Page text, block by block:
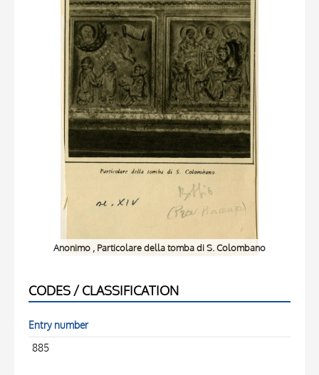
Anonimo , Particolare della tomba di S. Colombano
CODES / CLASSIFICATION
Entry number
885